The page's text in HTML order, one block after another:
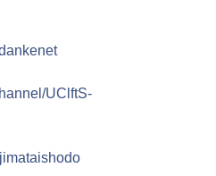
UClftS-